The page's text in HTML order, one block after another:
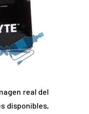
real del
disponibles,